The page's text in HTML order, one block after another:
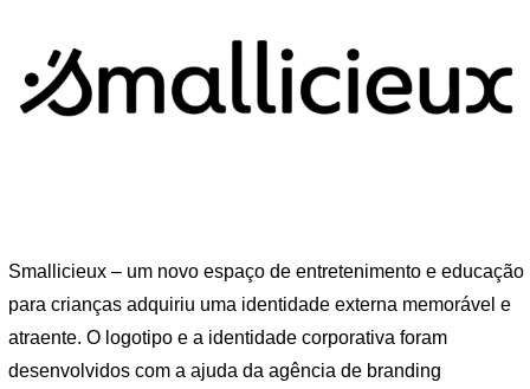
Smallicieux – um novo espaço de entretenimento e educação
para crianças adquiriu uma identidade externa memorável e
atraente. O logotipo e a identidade corporativa foram
desenvolvidos com a ajuda da agência de branding